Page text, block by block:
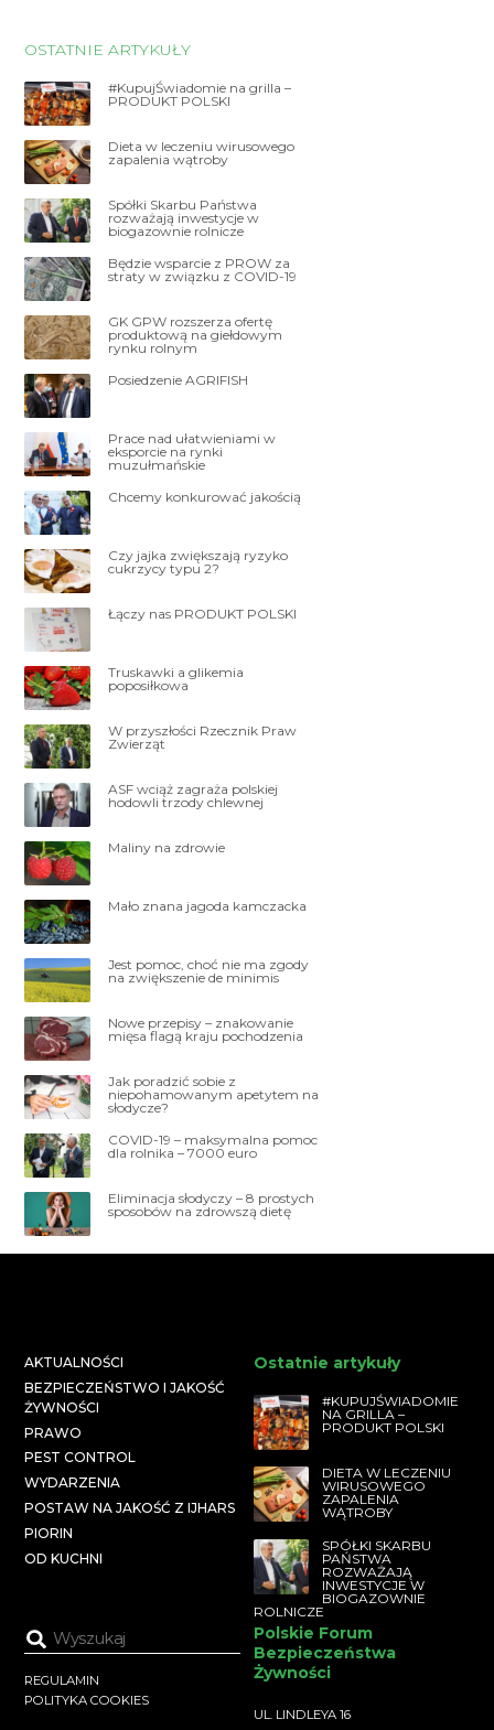
OSTATNIE ARTYKUŁY
#KupujŚwiadomie na grilla –
PRODUKT POLSKI
Dieta w leczeniu wirusowego
zapalenia wątroby
Spółki Skarbu Państwa
rozważają inwestycje w
biogazownie rolnicze
Będzie wsparcie z PROW za
straty w związku z COVID-19
GK GPW rozszerza ofertę
produktową na giełdowym
rynku rolnym
Posiedzenie AGRIFISH
Prace nad ułatwieniami w
eksporcie na rynki
muzułmańskie
Chcemy konkurować jakością
Czy jajka zwiększają ryzyko
cukrzycy typu 2?
Łączy nas PRODUKT POLSKI
Truskawki a glikemia
poposiłkowa
W przyszłości Rzecznik Praw
Zwierząt
ASF wciąż zagraża polskiej
hodowli trzody chlewnej
Maliny na zdrowie
Mało znana jagoda kamczacka
Jest pomoc, choć nie ma zgody
na zwiększenie de minimis
Nowe przepisy – znakowanie
mięsa flagą kraju pochodzenia
Jak poradzić sobie z
niepohamowanym apetytem na
słodycze?
COVID-19 – maksymalna pomoc
dla rolnika – 7000 euro
Eliminacja słodyczy – 8 prostych
sposobów na zdrowszą dietę
AKTUALNOŚCI
BEZPIECZEŃSTWO I JAKOŚĆ
ŻYWNOŚCI
PRAWO
PEST CONTROL
WYDARZENIA
POSTAW NA JAKOŚĆ Z IJHARS
PIORIN
OD KUCHNI
Ostatnie artykuły
#KUPUJŚWIADOMIE
NA GRILLA –
PRODUKT POLSKI
DIETA W LECZENIU
WIRUSOWEGO
ZAPALENIA
WĄTROBY
SPÓŁKI SKARBU
PAŃSTWA
ROZWAŻAJĄ
INWESTYCJE W
BIOGAZOWNIE
ROLNICZE
REGULAMIN
POLITYKA COOKIES
Polskie Forum
Bezpieczeństwa
Żywności
UL. LINDLEYA 16